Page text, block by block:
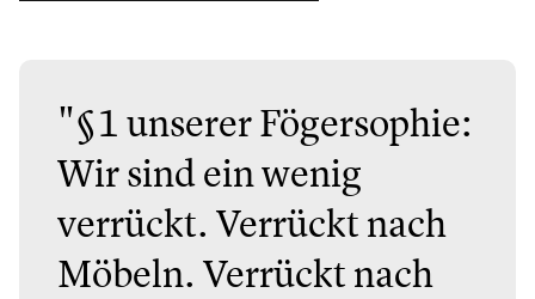
"§1 unserer Fögersophie:
Wir sind ein wenig
verrückt. Verrückt nach
Möbeln. Verrückt nach